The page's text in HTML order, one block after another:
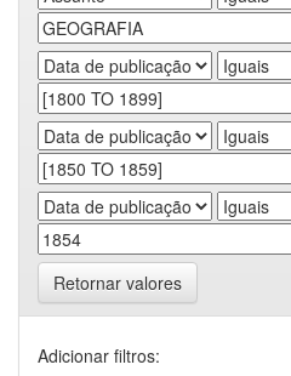
Retornar valores
Adicionar filtros: